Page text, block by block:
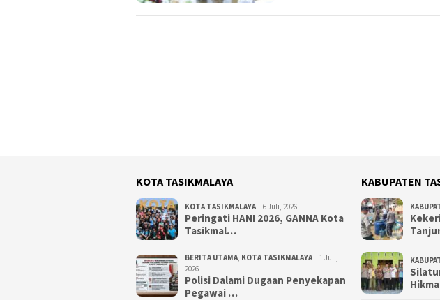
KOTA TASIKMALAYA
KOTA TASIKMALAYA 6 Juli, 2026
Peringati HANI 2026, GANNA Kota
Tasikmal…
BERITA UTAMA, KOTA TASIKMALAYA
1 Juli,
2026
Polisi Dalami Dugaan Penyekapan
Pegawai …
KABUPATEN